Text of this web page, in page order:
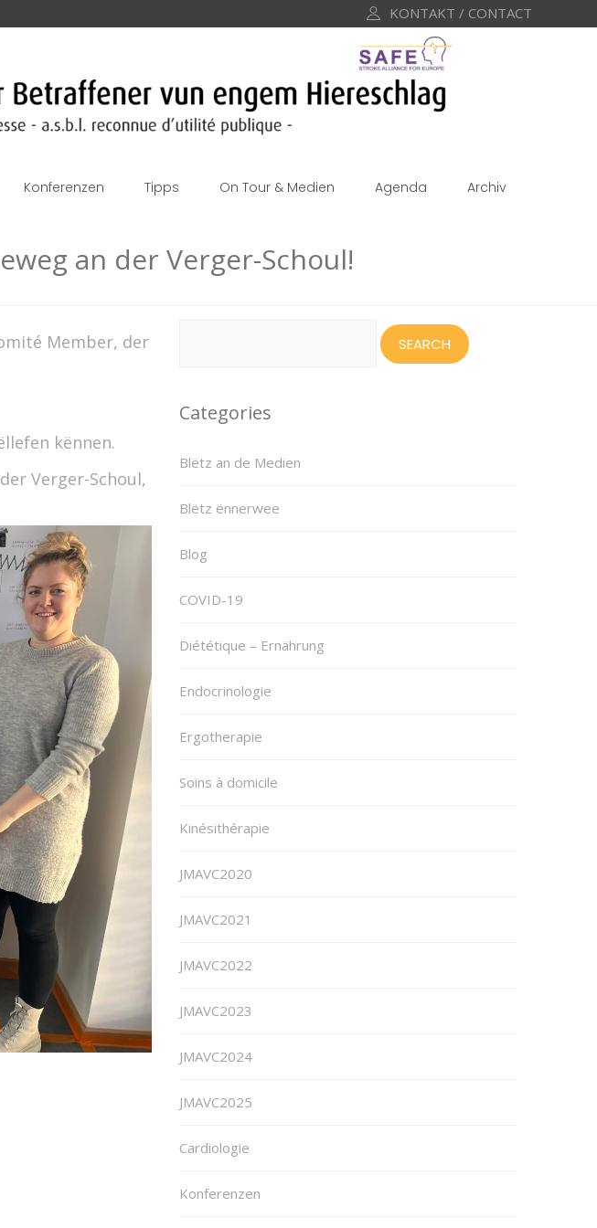
KONTAKT / CONTACT
Konferenzen Tipps On Tour & Medien Agenda Archiv
an der Verger-Schoul!
Member, der
kënnen.
Verger-Schoul,
Categories
Blëtz an de Medien
Blëtz ënnerwee
Blog
COVID-19
Diététique – Ernährung
Endocrinologie
Ergotherapie
Soins à domicile
Kinésithérapie
JMAVC2020
JMAVC2021
JMAVC2022
JMAVC2023
JMAVC2024
JMAVC2025
Cardiologie
Konferenzen